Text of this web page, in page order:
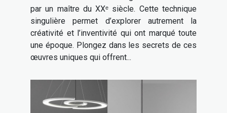
par un maître du XXᵉ siècle. Cette technique
singulière permet d’explorer autrement la
créativité et l’inventivité qui ont marqué toute
une époque. Plongez dans les secrets de ces
œuvres uniques qui offrent...